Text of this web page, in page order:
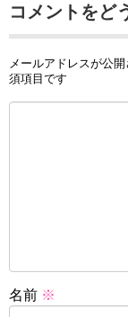
コメントをど
メールアドレスが公
須項目です
名前 ※